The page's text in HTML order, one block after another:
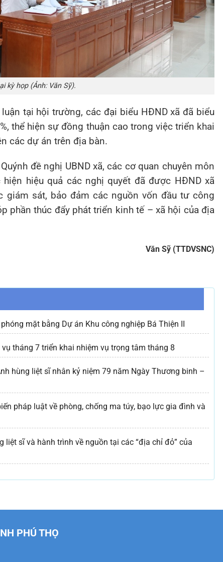
kỳ họp (Ảnh: Văn Sỹ).
tại hội trường, các đại biểu HĐND xã đã biểu
thể hiện sự đồng thuận cao trong việc triển khai
các dự án trên địa bàn.
đề nghị UBND xã, các cơ quan chuyên môn
hiệu quả các nghị quyết đã được HĐND xã
sát, bảo đảm các nguồn vốn đầu tư công
phần thúc đẩy phát triển kinh tế – xã hội của địa
Văn Sỹ (TTDVSNC)
mặt bằng Dự án Khu công nghiệp Bá Thiện II
tháng 7 triển khai nhiệm vụ trọng tâm tháng 8
hùng liệt sĩ nhân kỷ niệm 79 năm Ngày Thương binh –
pháp luật về phòng, chống ma túy, bạo lực gia đình và
sĩ và hành trình về nguồn tại các “địa chỉ đỏ” của
PHÚ THỌ